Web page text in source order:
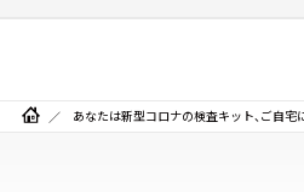
あなたは新型コロナの検査キット、ご自宅